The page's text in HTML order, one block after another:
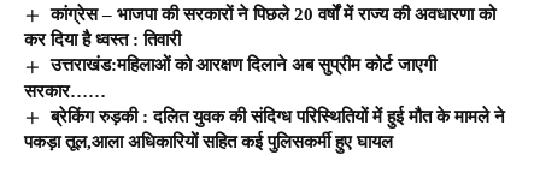
कांग्रेस – भाजपा की सरकारों ने पिछले 20 वर्षों में राज्य की अवधारणा को
कर दिया है ध्वस्त : तिवारी
उत्तराखंड:महिलाओं को आरक्षण दिलाने अब सुप्रीम कोर्ट जाएगी
सरकार……
ब्रेकिंग रुड़की : दलित युवक की संदिग्ध परिस्थितियों में हुई मौत के मामले ने
पकड़ा तूल,आला अधिकारियों सहित कई पुलिसकर्मी हुए घायल